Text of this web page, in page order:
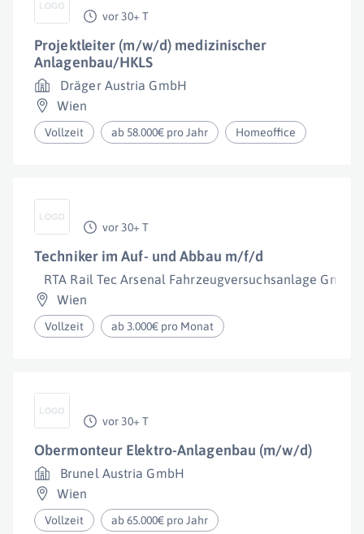
vor 30+ T
Projektleiter (m/w/d) medizinischer
Anlagenbau/HKLS
Dräger Austria GmbH
Wien
Vollzeit ab 58.000€ pro Jahr Homeoffice
vor 30+ T
Techniker im Auf- und Abbau m/f/d
RTA Rail Tec Arsenal Fahrzeugversuchsanlage GmbH
Wien
Vollzeit ab 3.000€ pro Monat
vor 30+ T
Obermonteur Elektro-Anlagenbau (m/w/d)
Brunel Austria GmbH
Wien
Vollzeit ab 65.000€ pro Jahr